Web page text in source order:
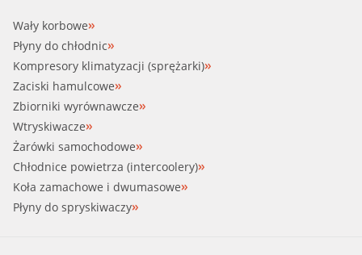
Wały korbowe
Płyny do chłodnic
Kompresory klimatyzacji (sprężarki)
Zaciski hamulcowe
Zbiorniki wyrównawcze
Wtryskiwacze
Żarówki samochodowe
Chłodnice powietrza (intercoolery)
Koła zamachowe i dwumasowe
Płyny do spryskiwaczy